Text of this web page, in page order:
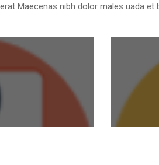
Maecenas nibh dolor males uada et